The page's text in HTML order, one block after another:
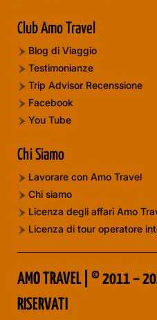
Club Amo Travel
Blog di Viaggio
Testimonianze
Trip Advisor Recenssione
Facebook
You Tube
Chi Siamo
Lavorare con Amo Travel
Chi siamo
Licenza degli affari Amo
Licenza di tour operatore
AMO TRAVEL | © 2011 –
RISERVATI